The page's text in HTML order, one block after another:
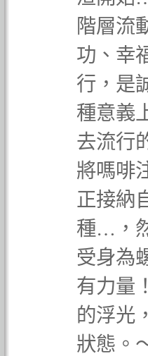
階層流
功、幸
行，是
種意義
去流行
將嗎啡
正接納
種…，
受身為
有力量
的浮光
狀態。